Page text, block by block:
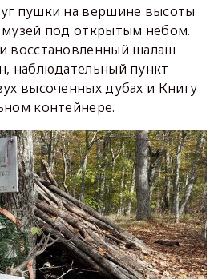
пушки на вершине высоты
под открытым небом.
восстановленный шалаш
наблюдательный пункт
высоченных дубах и Книгу
контейнере.